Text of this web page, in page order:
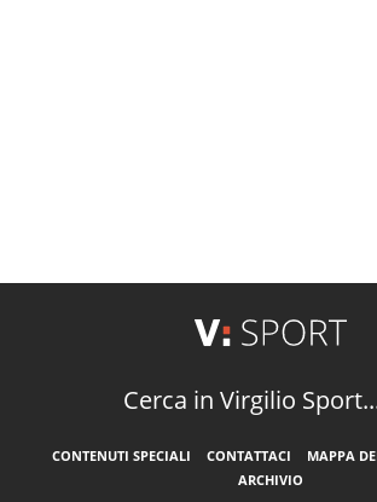
Cerca in Virgilio
CONTENUTI SPECIALI CONTATTACI MAPPA
ARCHIVIO